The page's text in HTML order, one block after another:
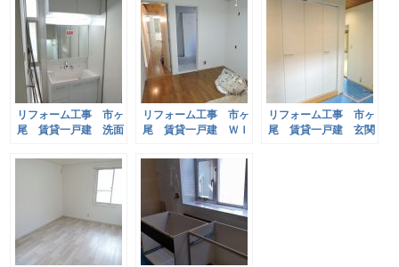
リフォーム工事 市ヶ
尾 賃貸一戸建 洗面
リフォーム工事 市ヶ
尾 賃貸一戸建 ＷＩ
参りました！
リフォーム工事 市ヶ
尾 賃貸一戸建 玄関